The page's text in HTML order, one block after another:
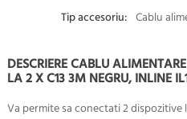
Tip accesoriu: Cablu
DESCRIERE CABLU
LA 2 X C13 3M NEGRU, INLINE
Va permite sa conectati 2 dispozitive